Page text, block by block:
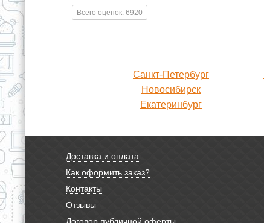
Всего оценок: 6920
Санкт-Петербург
Новосибирск
Екатеринбург
Доставка и оплата
Как оформить заказ?
Контакты
Отзывы